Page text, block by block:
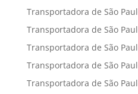
Transportadora de São
Transportadora de São
Transportadora de São
Transportadora de São
Transportadora de São